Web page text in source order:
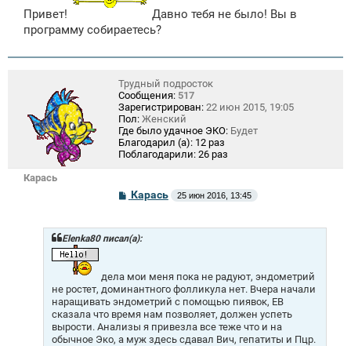
Привет!
Давно тебя не было! Вы в
программу собираетесь?
Карась
Трудный подросток
Сообщения: 517
Зарегистрирован: 22 июн 2015, 19:05
Пол: Женский
Где было удачное ЭКО: Будет
Благодарил (а): 12 раз
Поблагодарили: 26 раз
С
б
щ
е
Карась 25 июн 2016, 13:45
Elenka80 писал(а):
дела мои меня пока не радуют, эндометрий
не ростет, доминантного фолликула нет. Вчера начали
наращивать эндометрий с помощью пиявок, ЕВ
сказала что время нам позволяет, должен успеть
вырости. Анализы я привезла все теже что и на
обычное Эко, а муж здесь сдавал Вич, гепатиты и Пцр.